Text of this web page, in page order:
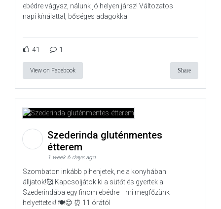
ebédre vágysz, nálunk jó helyen jársz! Változatos
napi kínálattal, bőséges adagokkal
41 1
View on Facebook Share
Szederinda gluténmentes
étterem
1 week 6 days ago
Szombaton inkább pihenjetek, ne a konyhában
álljatok!🥰 Kapcsoljátok ki a sütőt és gyertek a
Szederindába egy finom ebédre– mi megfőzünk
helyettetek! 🍽️😊 ⏰ 11 órától